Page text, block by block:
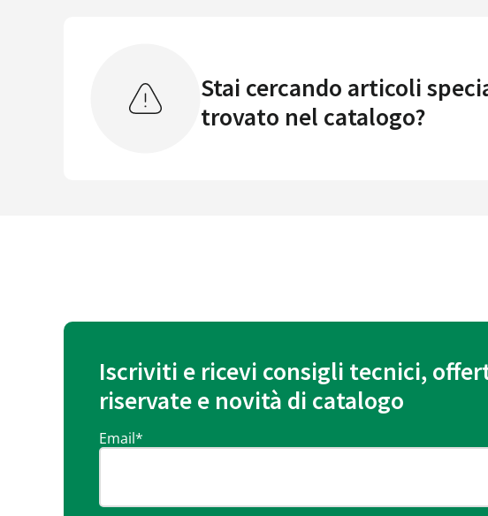
Stai cercando articoli
trovato nel catalogo?
Iscriviti e ricevi consigli tecnici,
riservate e novità di catalogo
Email*